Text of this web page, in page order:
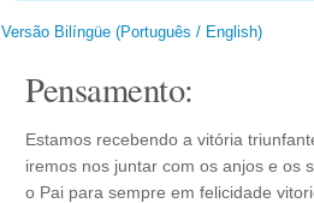
Versão Bilíngüe (Português / English)
Pensamento:
Estamos recebendo a vitória
iremos nos juntar com os anjos e os
o Pai para sempre em felicidade